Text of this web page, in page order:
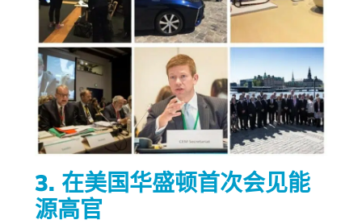
3. 在美国华盛顿首次会见能
源高官